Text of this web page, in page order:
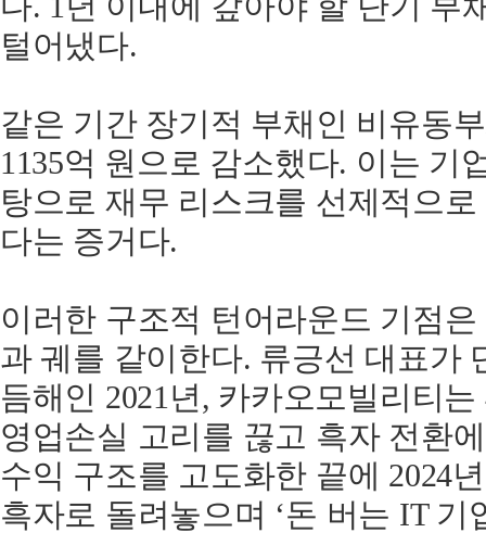
털어냈다.
같은 기간 장기적 부채인 비유동
1135억 원으로 감소했다. 이는 기
탕으로 재무 리스크를 선제적으
다는 증거다.
이러한 구조적 턴어라운드 기점
과 궤를 같이한다. 류긍선 대표가
듬해인 2021년, 카카오모빌리티
영업손실 고리를 끊고 흑자 전환
수익 구조를 고도화한 끝에 2024
흑자로 돌려놓으며 ‘돈 버는 IT 기